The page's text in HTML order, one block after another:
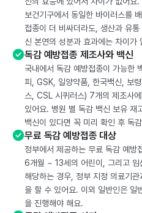
보건기구에서 동일한 바이러스를
접종이 더 비싸더라도, 생산과 유
신 본연의 성분과 효과에는 차이가
독감 예방접종 제조사와 백신
국내에서 독감 예방접종이 가능한
피, GSK, 일양약품, 한국백신, 보
스, CSL 시퀴러스) 7개의 제조사
있어요. 병원 별 독감 백신 보유 재
백신이 있다면 꼭 미리 확인 후 독
무료 독감 예방접종 대상
정부에서 제공하는 무료 독감 예
6개월 ~ 13세의 어린이, 그리고 임
해당하는 경우, 정부 지정 의료기
을 할 수 있어요. 이외 일반인은 일
을 진행해야 해요.